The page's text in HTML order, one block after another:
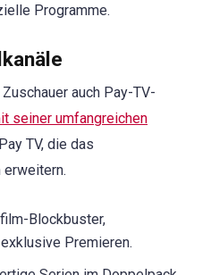
Programme.
auch Pay-TV-
seiner umfangreichen
TV, die das
erweitern.
Blockbuster,
Premieren.